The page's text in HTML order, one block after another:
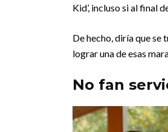
Kid’, incluso si al final
De hecho, diría que se
lograr una de esas
No fan